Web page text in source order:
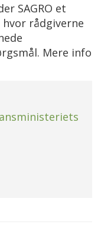
SAGRO et
rådgiverne
Mere info